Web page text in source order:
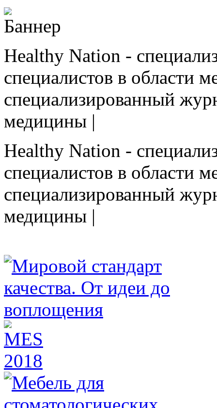
Healthy Nation -
специалистов в области
cпециализированный
медицины |
Healthy Nation -
специалистов в области
cпециализированный
медицины |